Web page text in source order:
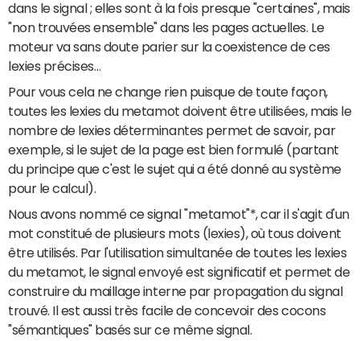
dans le signal ; elles sont à la fois presque "certaines", mais
"non trouvées ensemble" dans les pages actuelles. Le
moteur va sans doute parier sur la coexistence de ces
lexies précises…
Pour vous cela ne change rien puisque de toute façon,
toutes les lexies du metamot doivent être utilisées, mais le
nombre de lexies déterminantes permet de savoir, par
exemple, si le sujet de la page est bien formulé (partant
du principe que c'est le sujet qui a été donné au système
pour le calcul).
Nous avons nommé ce signal "metamot"*, car il s'agit d'un
mot constitué de plusieurs mots (lexies), où tous doivent
être utilisés. Par l'utilisation simultanée de toutes les lexies
du metamot, le signal envoyé est significatif et permet de
construire du maillage interne par propagation du signal
trouvé. Il est aussi très facile de concevoir des cocons
"sémantiques" basés sur ce même signal.